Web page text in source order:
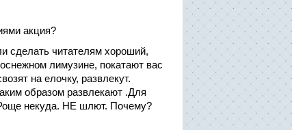
акция?
сделать читателям хороший,
лимузине, покатают вас
на елочку, развлекут.
образом развлекают .Для
некуда. НЕ шлют. Почему?